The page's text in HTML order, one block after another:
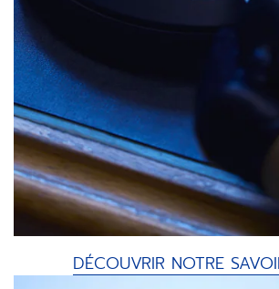
DÉCOUVRIR NOTRE